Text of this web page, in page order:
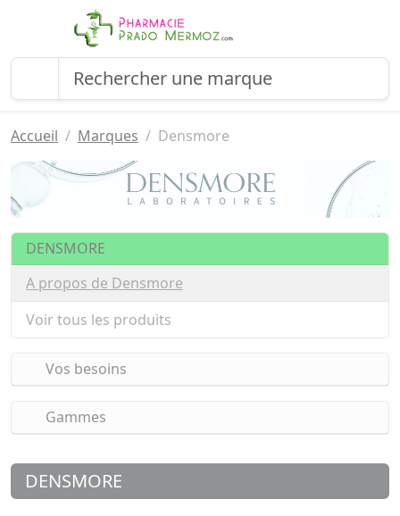
Accueil Marques Densmore
DENSMORE
A propos de Densmore
Voir tous les produits
Vos besoins
Gammes
DENSMORE